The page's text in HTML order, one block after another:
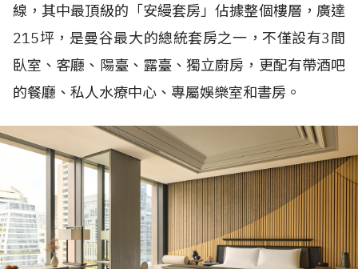
線，其中最頂級的「安縵套房」佔據整個樓層，廣達
215坪，是曼谷最大的總統套房之一，不僅設有3間
臥室、客廳、陽臺、露臺、獨立廚房，更配有帶酒吧
的餐廳、私人水療中心、專屬娛樂室和書房。